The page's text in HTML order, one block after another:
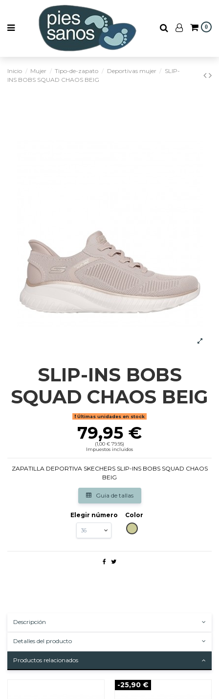
0
Inicio Mujer Tipo-de-zapato Deportivas mujer
SLIP-
INS BOBS SQUAD CHAOS BEIG
SLIP-INS BOBS
SQUAD CHAOS BEIG
Últimas unidades en stock
79,95 €
(1,00 € 79.95)
Impuestos incluidos
ZAPATILLA DEPORTIVA SKECHERS SLIP-INS BOBS SQUAD CHAOS
BEIG
Guia de tallas
Elegir número
Color
BEIG
Descripción
Detalles del producto
Productos relacionados
-25,90 €